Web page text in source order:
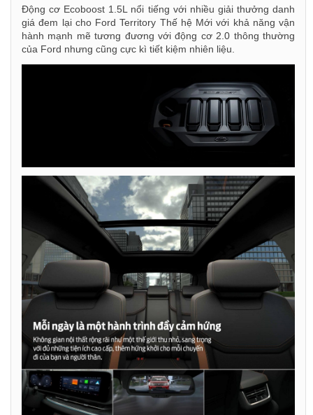
Động cơ Ecoboost 1.5L nổi tiếng với nhiều giải thưởng danh
giá đem lại cho Ford Territory Thế hệ Mới với khả năng vận
hành mạnh mẽ tương đương với động cơ 2.0 thông thường
của Ford nhưng cũng cực kì tiết kiệm nhiên liệu.